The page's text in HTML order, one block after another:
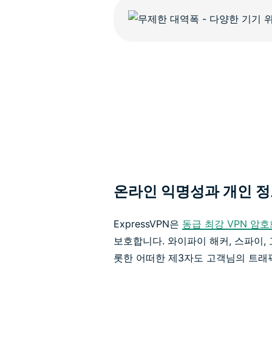
온라인 익명성과 개인
ExpressVPN은 동급 최강 VPN 암호
보호합니다. 와이파이 해커, 스파이
롯한 어떠한 제3자도 고객님의 트